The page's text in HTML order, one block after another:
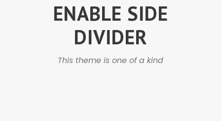
ENABLE SIDE
DIVIDER
This theme is one of a kind